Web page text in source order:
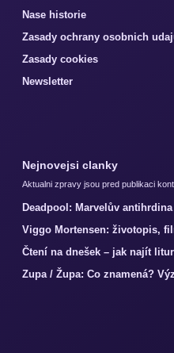
Nase historie
Zasady ochrany osobnich
Zasady cookies
Newsletter
Nejnovejsi clanky
Aktualni zpravy jsou pred publikaci
Deadpool: Marvelův
Viggo Mortensen: životopis,
Čtení na dnešek – jak najít
Zupa / Župa: Co znamená?